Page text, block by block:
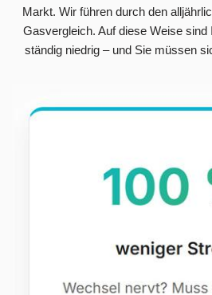
Markt. Wir führen durch den
Gasvergleich. Auf diese Weise
ständig niedrig – und Sie müssen